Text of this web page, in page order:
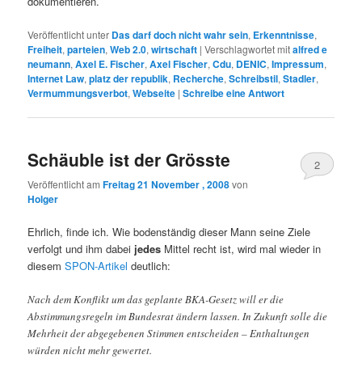
Veröffentlicht unter Das darf doch nicht wahr sein, Erkenntnisse,
Freiheit,parteien,Web 2.0,wirtschaft |Verschlagwortet mitalfred e
neumann,Axel E. Fischer,Axel Fischer,Cdu, DENIC,Impressum,
Internet Law,platz der republik, Recherche,Schreibstil,Stadler,
Vermummungsverbot,Webseite |Schreibe eine Antwort
Schäuble ist der Grösste
Veröffentlicht amFreitag 21 November , 2008von
Holger
2
Ehrlich, finde ich. Wie bodenständig dieser Mann seine Ziele
verfolgt und ihm dabei jedes Mittel recht ist, wird mal wieder in
diesemSPON-Artikel deutlich:
Nach dem Konflikt um das geplante BKA-Gesetz will er die
Abstimmungsregeln im Bundesrat ändern lassen. In Zukunft solle die
Mehrheit der abgegebenen Stimmen entscheiden – Enthaltungen
würden nicht mehr gewertet.